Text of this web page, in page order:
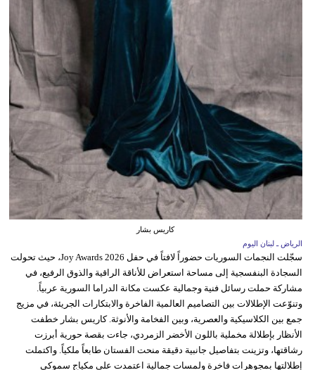
كاريس بشار
الرياض ـ لبنان اليوم
سجّلت النجمات السوريات حضوراً لافتاً في حفل Joy Awards 2026، حيث تحولت
السجادة البنفسجية إلى مساحة استعراض للأناقة الراقية والذوق الرفيع، في
مشاركة حملت رسائل فنية وجمالية عكست مكانة الدراما السورية عربياً.
وتنوّعت الإطلالات بين التصاميم العالمية الفاخرة والابتكارات الجريئة، في مزيج
جمع بين الكلاسيكية والعصرية، وبين الفخامة والأنوثة. كاريس بشار خطفت
الأنظار بإطلالة مخملية باللون الأخضر الزمردي، جاءت بقصة حورية أبرزت
رشاقتها، وتزينت بتفاصيل جانبية دقيقة منحت الفستان طابعاً ملكياً. واكتملت
إطلالتها بمجوهرات فاخرة ولمسات جمالية اعتمدت على مكياج سموكي